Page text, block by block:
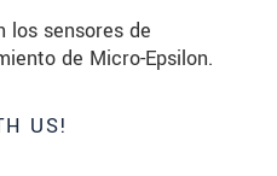
los sensores de
de Micro-Epsilon.
US!